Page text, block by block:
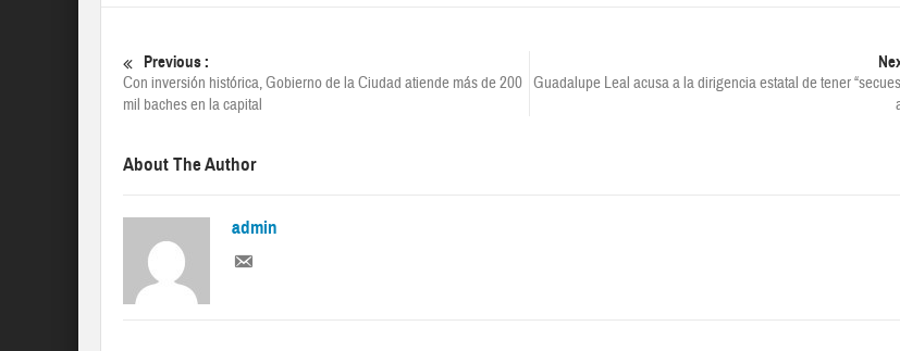
Previous :
Con inversión histórica, Gobierno de la Ciudad atiende más de 200
mil baches en la capital
Guadalupe Leal acusa a la dirigencia estatal de tener
About The Author
admin